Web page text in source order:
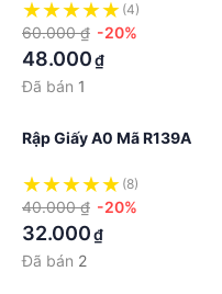
(4)
60.000 ₫ -20%
48.000₫
Đã bán 1
Rập Giấy A0 Mã R139A
(8)
40.000 ₫ -20%
32.000₫
Đã bán 2